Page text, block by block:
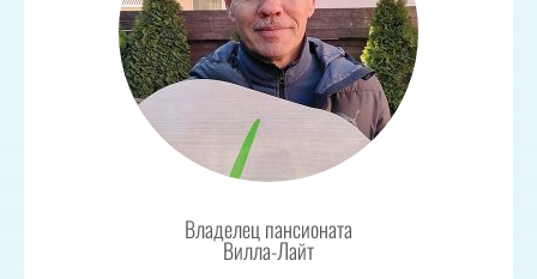
Владелец пансионата
Вилла-Лайт